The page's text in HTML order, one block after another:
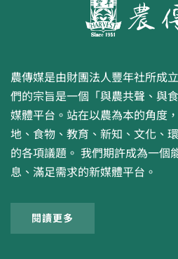
農傳媒是由財團法人豐年社所成
們的宗旨是一個「與農共聲、與
媒體平台。站在以農為本的角度
地、食物、教育、新知、文化、
的各項議題。 我們期許成為一
息、滿足需求的新媒體平台。
閱讀更多